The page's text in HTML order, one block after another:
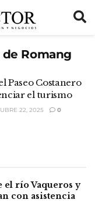
Romang
Paseo Costanero
el turismo
22, 2025 0
el río Vaqueros y
con asistencia